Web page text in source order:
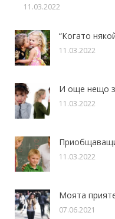
11.03.2022
“Когато
11.03.2022
И още нещо
11.03.2022
11.03.2022
Моята
07.06.2021